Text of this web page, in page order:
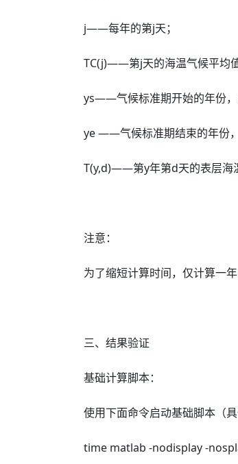
j——每年的第j天；
TC(j)——第j天的海温气候平均值
ys——气候标准期开始的年份，
ye ——气候标准期结束的年份，
T(y,d)——第y年第d天的表层海
注意：
为了缩短计算时间，仅计算一
三、结果验证
基础计算脚本：
使用下面命令启动基础脚本（
time matlab -nodisplay -